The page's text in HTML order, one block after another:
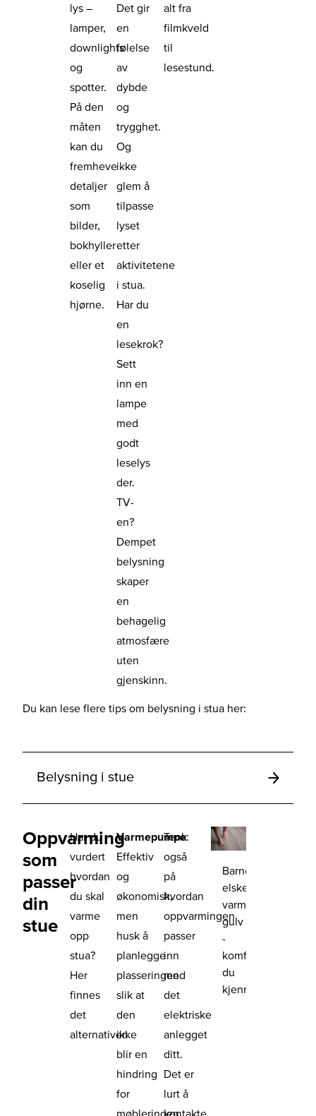
lys –
lamper,
downlights
og
spotter.
På den
måten
kan du
fremheve
detaljer
som
bilder,
bokhyller
eller et
koselig
hjørne.
Det gir
en
følelse
av
dybde
og
trygghet.
Og
ikke
glem å
tilpasse
lyset
etter
aktivitetene
i stua.
Har du
en
lesekrok?
Sett
inn en
lampe
med
godt
leselys
der.
TV-
en?
Dempet
belysning
skaper
en
behagelig
atmosfære
uten
gjenskinn.
alt fra
filmkveld
til
lesestund.
Du kan lese flere tips om belysning i stua her:
Belysning i stue
Oppvarming
som
passer
din
stue
Har du
vurdert
hvordan
du skal
varme
opp
stua?
Her
finnes
det
alternativer:
Varmepumpe:
Effektiv
og
økonomisk,
men
husk å
planlegge
plasseringen
slik at
den
ikke
blir en
hindring
for
møbleringen.
Tenk
også
på
hvordan
oppvarmingen
passer
inn
med
det
elektriske
anlegget
ditt.
Det er
lurt å
kontakte
Barneføtter
elsker
varme
gulv
-
komforten
du
kjenner.